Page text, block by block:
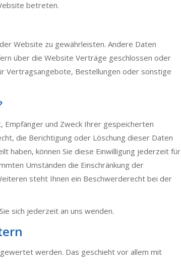
betreten.
Website zu gewährleisten. Andere Daten
über die Website Verträge geschlossen oder
Vertragsangebote, Bestellungen oder sonstige
Empfänger und Zweck Ihrer gespeicherten
die Berichtigung oder Löschung dieser Daten
haben, können Sie diese Einwilligung jederzeit für
Umständen die Einschränkung der
steht Ihnen ein Beschwerderecht bei der
sich jederzeit an uns wenden.
werden. Das geschieht vor allem mit